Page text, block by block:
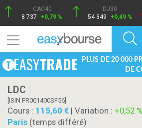
CAC40
8 737
+0,79 %
DJ30
54 349
+0,49 %
PLUS DE 20 000
DE
LDC
[ISIN FR001400SF56]
Cours : 115,60 | Variation : +0,52 %
Paris (temps différé)